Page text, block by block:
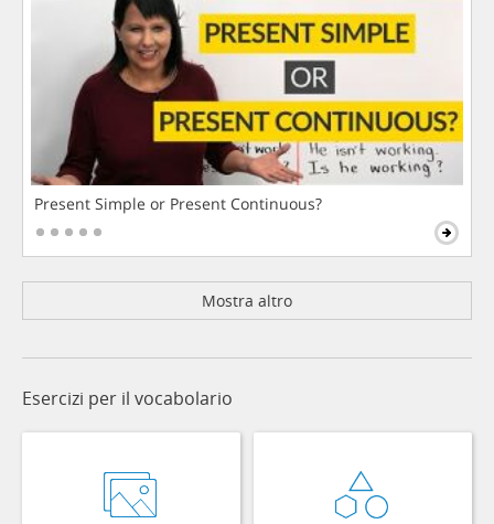
Present Simple or Present Continuous?
Mostra altro
Esercizi per il vocabolario